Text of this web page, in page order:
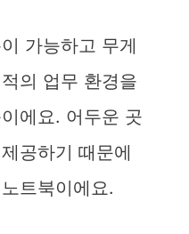
가능하고 무게
의 업무 환경을
에요. 어두운 곳
공하기 때문에
트북이에요.